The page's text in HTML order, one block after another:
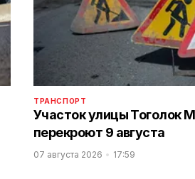
ТРАНСПОРТ
Участок улицы Тоголок
перекроют 9 августа
07 августа 2026 17:59